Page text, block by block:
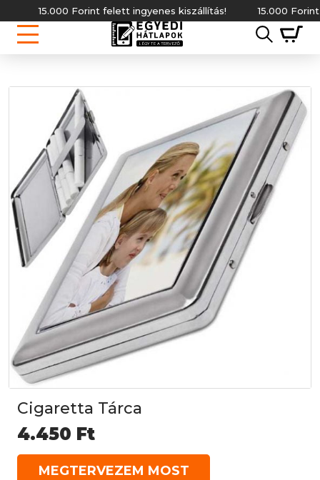
15.000 Forint felett ingyenes kiszállítás! 15.000 Forint felett
Cigaretta Tárca
4.450 Ft
MEGTERVEZEM MOST